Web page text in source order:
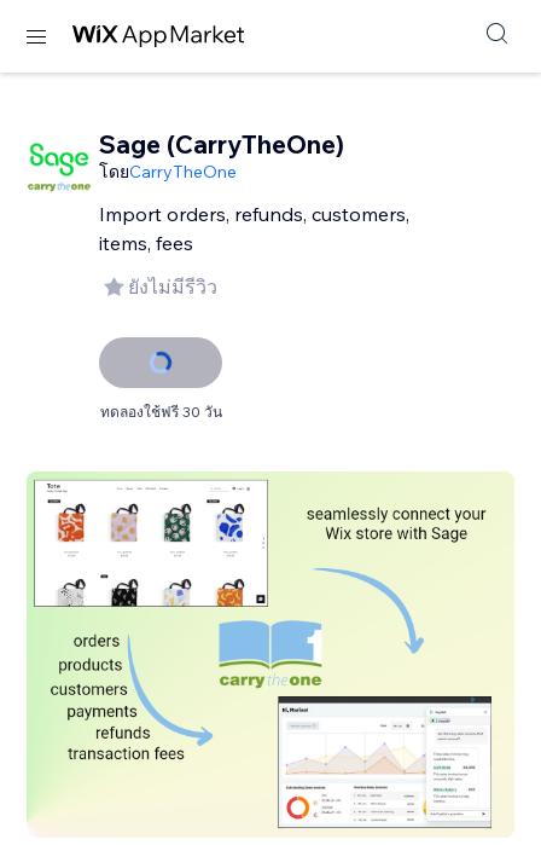
Sage (CarryTheOne)
โดยCarryTheOne
Import orders, refunds, customers,
items, fees
ยังไม่มีรีวิว
ทดลองใช้ฟรี 30 วัน